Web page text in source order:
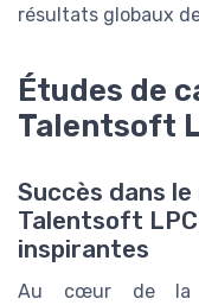
résultats globaux
Études de
Talentsoft
Succès dans
Talentsoft
inspirantes
Au cœur de la